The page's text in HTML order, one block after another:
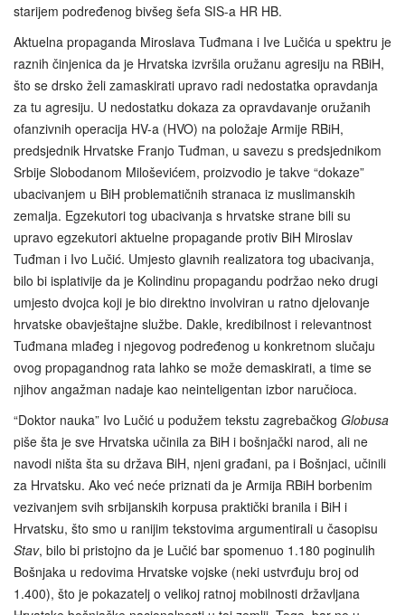
starijem podređenog bivšeg šefa SIS-a HR HB.
Aktuelna propaganda Miroslava Tuđmana i Ive Lučića u spektru je
raznih činjenica da je Hrvatska izvršila oružanu agresiju na RBiH,
što se drsko želi zamaskirati upravo radi nedostatka opravdanja
za tu agresiju. U nedostatku dokaza za opravdavanje oružanih
ofanzivnih operacija HV-a (HVO) na položaje Armije RBiH,
predsjednik Hrvatske Franjo Tuđman, u savezu s predsjednikom
Srbije Slobodanom Miloševićem, proizvodio je takve “dokaze”
ubacivanjem u BiH problematičnih stranaca iz muslimanskih
zemalja. Egzekutori tog ubacivanja s hrvatske strane bili su
upravo egzekutori aktuelne propagande protiv BiH Miroslav
Tuđman i Ivo Lučić. Umjesto glavnih realizatora tog ubacivanja,
bilo bi isplativije da je Kolindinu propagandu podržao neko drugi
umjesto dvojca koji je bio direktno involviran u ratno djelovanje
hrvatske obavještajne službe. Dakle, kredibilnost i relevantnost
Tuđmana mlađeg i njegovog podređenog u konkretnom slučaju
ovog propagandnog rata lahko se može demaskirati, a time se
njihov angažman nadaje kao neinteligentan izbor naručioca.
“Doktor nauka” Ivo Lučić u podužem tekstu zagrebačkog Globusa
piše šta je sve Hrvatska učinila za BiH i bošnjački narod, ali ne
navodi ništa šta su država BiH, njeni građani, pa i Bošnjaci, učinili
za Hrvatsku. Ako već neće priznati da je Armija RBiH borbenim
vezivanjem svih srbijanskih korpusa praktički branila i BiH i
Hrvatsku, što smo u ranijim tekstovima argumentirali u časopisu
Stav, bilo bi pristojno da je Lučić bar spomenuo 1.180 poginulih
Bošnjaka u redovima Hrvatske vojske (neki ustvrđuju broj od
1.400), što je pokazatelj o velikoj ratnoj mobilnosti državljana